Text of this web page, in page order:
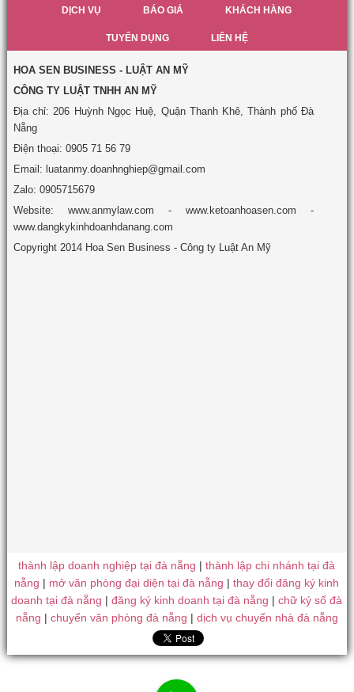
DỊCH VỤ BÁO GIÁ KHÁCH HÀNG
TUYỂN DỤNG LIÊN HỆ
HOA SEN BUSINESS - LUẬT AN MỸ
CÔNG TY LUẬT TNHH AN MỸ
Địa chỉ: 206 Huỳnh Ngọc Huệ, Quận Thanh Khê, Thành phố Đà
Nẵng
Điện thoại: 0905 71 56 79
Email: luatanmy.doanhnghiep@gmail.com
Zalo: 0905715679
Website: www.anmylaw.com - www.ketoanhoasen.com -
www.dangkykinhdoanhdanang.com
Copyright 2014 Hoa Sen Business - Công ty Luật An Mỹ
thành lập doanh nghiệp tại đà nẵng |thành lập chi nhánh tại đà
nẵng | mở văn phòng đại diện tại đà nẵng |thay đổi đăng ký kinh
doanh tại đà nẵng |đăng ký kinh doanh tại đà nẵng |chữ ký số đà
nẵng | chuyển văn phòng đà nẵng | dịch vụ chuyển nhà đà nẵng